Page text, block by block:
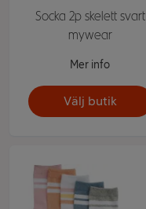
Socka 2p skelett svart
mywear
Mer info
Välj butik